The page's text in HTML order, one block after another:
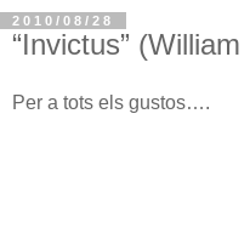
2010/08/28
“Invictus”
Per a tots els gustos….